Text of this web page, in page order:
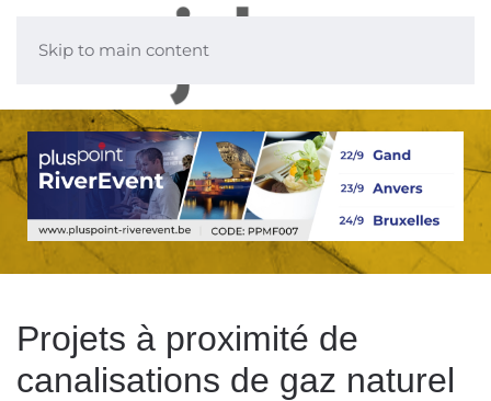
Skip to main content
Projets à proximité de
canalisations de gaz naturel